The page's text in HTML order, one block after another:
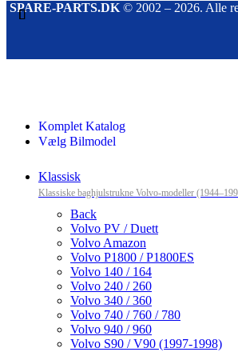
SPARE-PARTS.DK© 2002 – 2026. Alle
Komplet Katalog
Vælg Bilmodel
Klassisk
Klassiske baghjulstrukne Volvo-modeller
Back
Volvo PV / Duett
Volvo Amazon
Volvo P1800 / P1800ES
Volvo 140 / 164
Volvo 240 / 260
Volvo 340 / 360
Volvo 740 / 760 / 780
Volvo 940 / 960
Volvo S90 / V90 (1997-1998)